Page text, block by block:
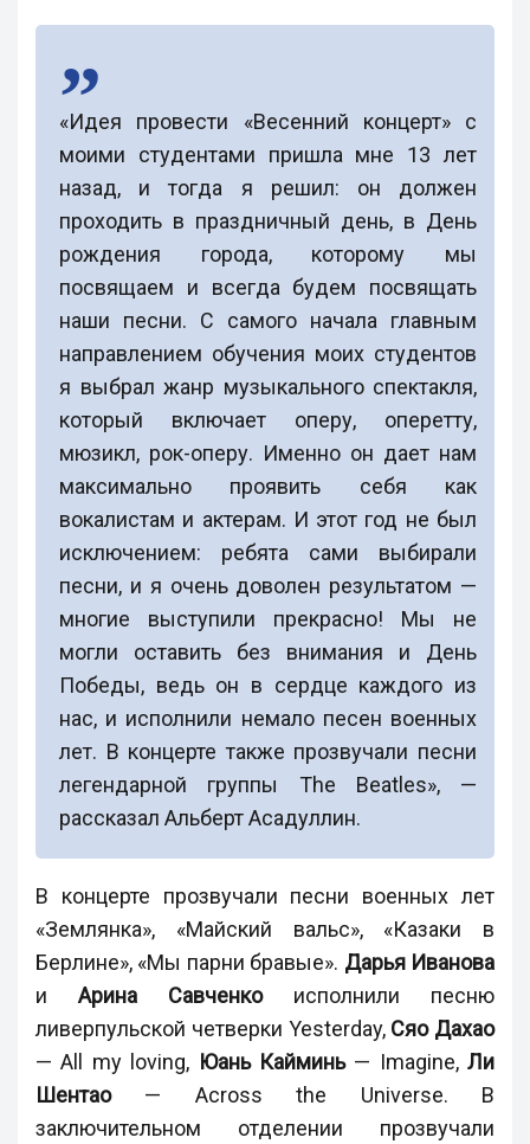
«Идея провести «Весенний концерт» с
моими студентами пришла мне 13 лет
назад, и тогда я решил: он должен
проходить в праздничный день, в День
рождения города, которому мы
посвящаем и всегда будем посвящать
наши песни. С самого начала главным
направлением обучения моих студентов
я выбрал жанр музыкального спектакля,
который включает оперу, оперетту,
мюзикл, рок-оперу. Именно он дает нам
максимально проявить себя как
вокалистам и актерам. И этот год не был
исключением: ребята сами выбирали
песни, и я очень доволен результатом —
многие выступили прекрасно! Мы не
могли оставить без внимания и День
Победы, ведь он в сердце каждого из
нас, и исполнили немало песен военных
лет. В концерте также прозвучали песни
легендарной группы The Beatles», —
рассказал Альберт Асадуллин.
В концерте прозвучали песни военных лет
«Землянка», «Майский вальс», «Казаки в
Берлине», «Мы парни бравые». Дарья Иванова
и Арина Савченкоисполнили песню
ливерпульской четверки Yesterday, Сяо Дахао
— All my loving, Юань Кайминь— Imagine, Ли
Шентао— Across the Universe. В
заключительном отделении прозвучали